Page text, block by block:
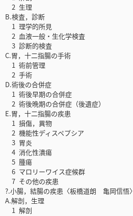
2 生理
B.検査，診断
1 理学的所見
2 血液一般・生化学検査
3 診断的検査
C.胃，十二指腸の手術
1 術前管理
2 手術
D.術後の合併症
1 術後早期の合併症
2 術後晩期の合併症（後遺症）
E.胃，十二指腸の疾患
1 損傷，異物
2 機能性ディスペプシア
3 胃炎
4 消化性潰瘍
5 腫瘍
6 マロリーワイス症候群
7 その他の疾患
?.小腸，結腸の疾患〈板橋道朗 亀岡信悟〉
A.解剖，生理
1 解剖